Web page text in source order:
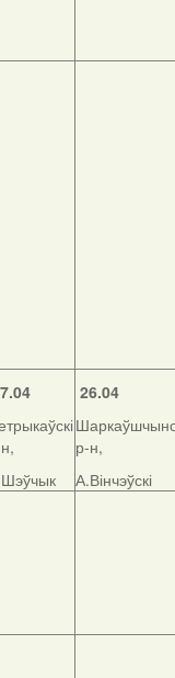
26.04
р-н,
А.Вінчэўскі